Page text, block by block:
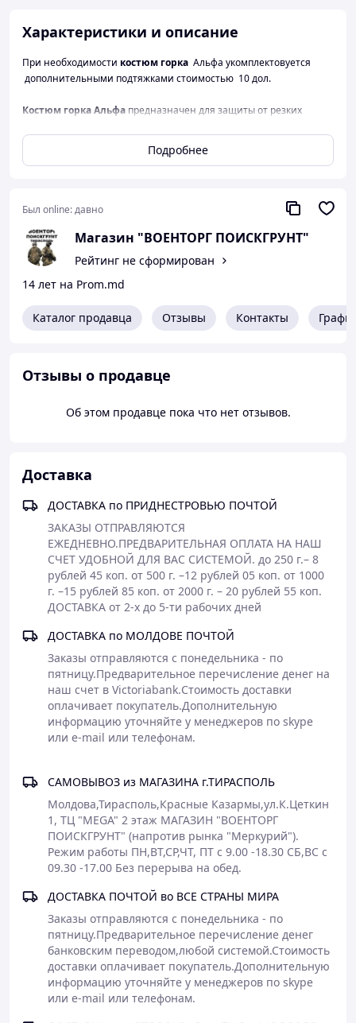
Характеристики и описание
При необходимости костюм горка Альфа укомплектовуется
дополнительными подтяжками стоимостью 10 дол.
Костюм горка Альфа предназначен для защиты от резких
Используется спецназом, любителями.
Каждый охотник должен купить костюм горка!
Материал:100% х/б
Производитель:Chameleonтм
Градация размеров одежды
Обхват груди, см
96-100
60-62
Рост, см
158-164*
170-176
182-188
194-200*
- изделия, имеющие рост, помеченный звёздочкой,
изготавливаются индивидуально под заказ за дополнительную
Подробнее
Был online:давно
Магазин "ВОЕНТОРГ ПОИСКГРУНТ"
Рейтинг не сформирован
14 лет на Prom.md
Каталог продавца Отзывы Контакты
Отзывы о продавце
Об этом продавце пока что нет отзывов.
Доставка
ДОСТАВКА по ПРИДНЕСТРОВЬЮ ПОЧТОЙ
ЗАКАЗЫ ОТПРАВЛЯЮТСЯ
ЕЖЕДНЕВНО.ПРЕДВАРИТЕЛЬНАЯ ОПЛАТА НА НАШ
СЧЕТ УДОБНОЙ ДЛЯ ВАС СИСТЕМОЙ. до 250 г.– 8
рублей 45 коп. от 500 г. –12 рублей 05 коп. от 1000
г. –15 рублей 85 коп. от 2000 г. – 20 рублей 55 коп.
ДОСТАВКА от 2-х до 5-ти рабочих дней
ДОСТАВКА по МОЛДОВЕ ПОЧТОЙ
Заказы отправляются с понедельника - по
пятницу.Предварительное перечисление денег на
наш счет в Victoriabank.Стоимость доставки
оплачивает покупатель.Дополнительную
информацию уточняйте у менеджеров по skype
САМОВЫВОЗ из МАГАЗИНА г.ТИРАСПОЛЬ
Молдова,Тирасполь,Красные Казармы,ул.К.Цеткин
1, ТЦ "МЕGA" 2 этаж МАГАЗИН "ВОЕНТОРГ
ПОИСКГРУНТ" (напротив рынка "Меркурий").
Режим работы ПН,ВТ,СР,ЧТ, ПТ с 9.00 -18.30 СБ,ВС с
09.30 -17.00 Без перерыва на обед.
ДОСТАВКА ПОЧТОЙ во ВСЕ СТРАНЫ МИРА
Заказы отправляются с понедельника - по
пятницу.Предварительное перечисление денег
банковским переводом,любой системой.Стоимость
доставки оплачивает покупатель.Дополнительную
информацию уточняйте у менеджеров по skype
или е-mail или телефонам.